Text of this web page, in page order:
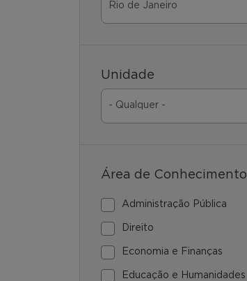
Unidade
Área de Conhecimento
Administração Pública
Direito
Economia e Finanças
Educação e Humanidades